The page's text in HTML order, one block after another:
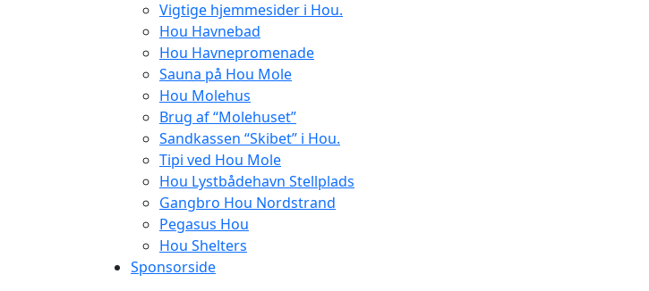
Vigtige hjemmesider i Hou.
Hou Havnebad
Hou Havnepromenade
Sauna på Hou Mole
Hou Molehus
Brug af “Molehuset”
Sandkassen “Skibet” i Hou.
Tipi ved Hou Mole
Hou Lystbådehavn Stellplads
Gangbro Hou Nordstrand
Pegasus Hou
Hou Shelters
Sponsorside